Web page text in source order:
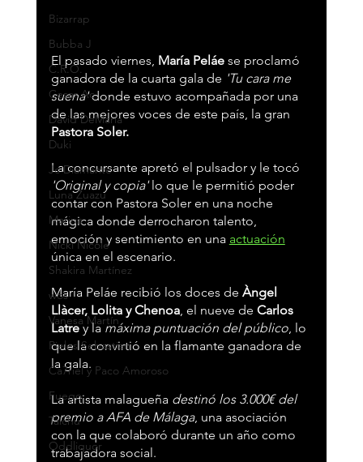
Bizarrap
Bubba J
C.R.O.
Cesar Ac
David DeMaría
Duki
Jc Diamante
Luna Zuazu
Marina
Nicki Nicole
Shakira Martínez
wos
Vanesa Martín
Pieles Sebastian
Ca7riel y Paco Amoroso
Fuego
Taichu
Oddliquor
El pasado viernes, María Peláe se proclamó
ganadora de la cuarta gala de 'Tu cara me
suena' donde estuvo acompañada por una
de las mejores voces de este país, la gran
Pastora Soler.
La concursante apretó el pulsador y le tocó
'Original y copia' lo que le permitió poder
contar con Pastora Soler en una noche
mágica donde derrocharon talento,
emoción y sentimiento en una actuación
única en el escenario.
María Peláe recibió los doces de Àngel
Llàcer, Lolita y Chenoa, el nueve de Carlos
Latre y la máxima puntuación del público, lo
que la convirtió en la flamante ganadora de
la gala.
La artista malagueña destinó los 3.000€ del
premio a AFA de Málaga, una asociación
con la que colaboró durante un año como
trabajadora social.